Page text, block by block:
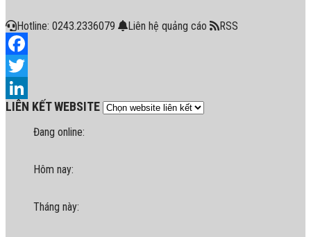
Hotline: 0243.2336079 Liên hệ quảng cáo RSS
Facebook
Twitter
LinkedIn
LIÊN KẾT WEBSITE
Đang online:
Hôm nay:
Tháng này: